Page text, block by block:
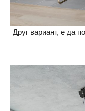
Друг вариант, е да